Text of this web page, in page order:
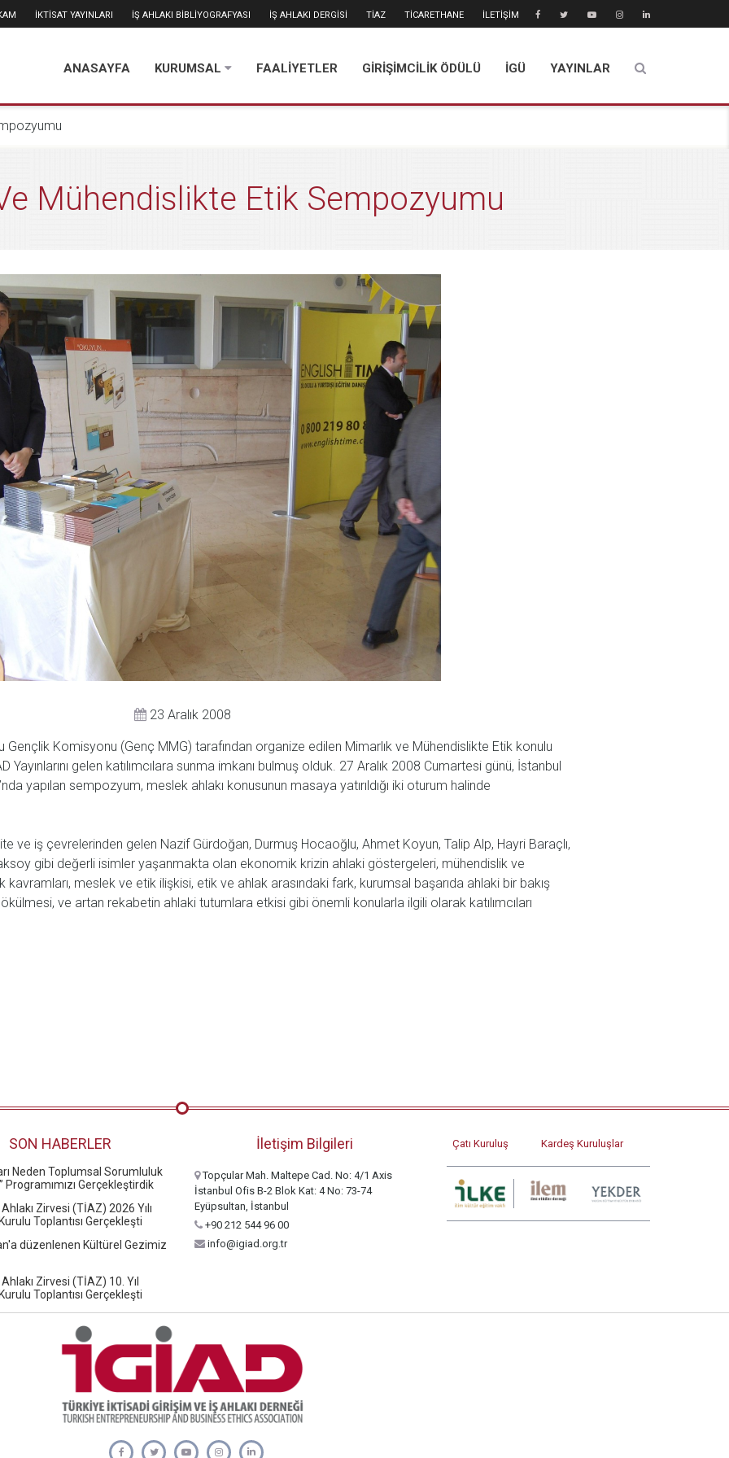
İKTİSAT YAYINLARI İŞ AHLAKI BİBLİYOGRAFYASI İŞ AHLAKI DERGİSİ TİAZ TİCARETHANE İLETİŞİM
ANASAYFA KURUMSAL FAALİYETLER GİRİŞİMCİLİK ÖDÜLÜ İGÜ YAYINLAR
Mühendislikte Etik Sempozyumu
23 Aralık 2008
Gençlik Komisyonu (Genç MMG) tarafından organize edilen Mimarlık ve Mühendislikte Etik konulu
gelen katılımcılara sunma imkanı bulmuş olduk. 27 Aralık 2008 Cumartesi günü, İstanbul
yapılan sempozyum, meslek ahlakı konusunun masaya yatırıldığı iki oturum halinde
ve iş çevrelerinden gelen Nazif Gürdoğan, Durmuş Hocaoğlu, Ahmet Koyun, Talip Alp, Hayri Baraçlı,
gibi değerli isimler yaşanmakta olan ekonomik krizin ahlaki göstergeleri, mühendislik ve
kavramları, meslek ve etik ilişkisi, etik ve ahlak arasındaki fark, kurumsal başarıda ahlaki bir bakış
ve artan rekabetin ahlaki tutumlara etkisi gibi önemli konularla ilgili olarak katılımcıları
SON HABERLER
Neden Toplumsal Sorumluluk
Programımızı Gerçekleştirdik
Zirvesi (TİAZ) 2026 Yılı
Toplantısı Gerçekleşti
düzenlenen Kültürel Gezimiz
Zirvesi (TİAZ) 10. Yıl
Toplantısı Gerçekleşti
İletişim Bilgileri
Topçular Mah. Maltepe Cad. No: 4/1 Axis
İstanbul Ofis B-2 Blok Kat: 4 No: 73-74
Eyüpsultan, İstanbul
+90 212 544 96 00
info@igiad.org.tr
Çatı Kuruluş Kardeş Kuruluşlar